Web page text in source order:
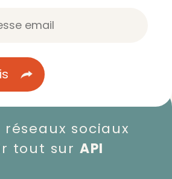
réseaux sociaux
tout sur API